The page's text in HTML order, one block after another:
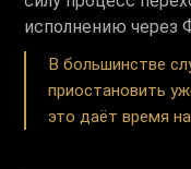
исполнению через
В большинстве
приостановить
это даёт время